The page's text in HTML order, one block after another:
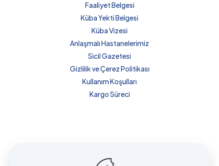
Faaliyet Belgesi
Küba Yekti Belgesi
Küba Vizesi
Anlaşmalı Hastanelerimiz
Sicil Gazetesi
Gizlilik ve Çerez Politikası
Kullanım Koşulları
Kargo Süreci
Küba’da Sağlık ve Danışmanlık Hizmetleri bir